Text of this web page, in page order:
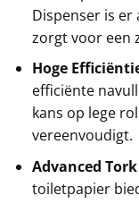
Dispenser is
zorgt voor een
Hoge
efficiënte
kans op lege
vereenvoudigt.
Advanced
toiletpapier